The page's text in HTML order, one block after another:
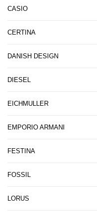
CASIO
CERTINA
DANISH DESIGN
DIESEL
EICHMULLER
EMPORIO ARMANI
FESTINA
FOSSIL
LORUS